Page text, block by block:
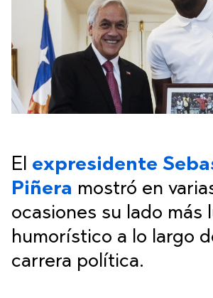
El expresidente
Piñera mostró en
ocasiones su lado más
humorístico a lo largo
carrera política.